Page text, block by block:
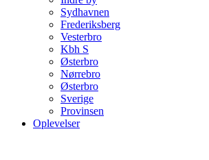
Sydhavnen
Frederiksberg
Vesterbro
Kbh S
Østerbro
Nørrebro
Østerbro
Sverige
Provinsen
Oplevelser